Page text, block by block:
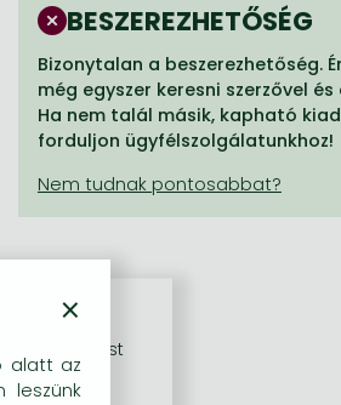
BESZEREZHETŐSÉG
Bizonytalan a beszerezhetőség.
még egyszer keresni szerzővel
Ha nem talál másik, kapható
forduljon ügyfélszolgálatunkhoz!
×
alatt az
leszünk
szolgáltatást